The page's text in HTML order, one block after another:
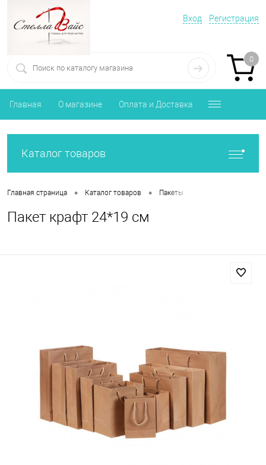
Вход Регистрация
0
Главная О магазине Оплата и Доставка
Каталог товаров
Главная страница • Каталог товаров • Пакеты
Пакет крафт 24*19 см